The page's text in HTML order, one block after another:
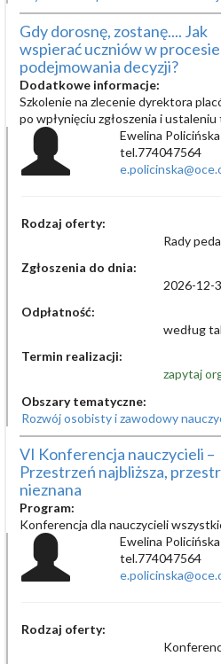
Gdy dorosnę, zostanę.... Jak
wspierać uczniów w procesie
podejmowania decyzji?
Dodatkowe informacje:
Szkolenie na zlecenie dyrektora
po wpłynięciu zgłoszenia i
Ewelina Policińska
tel.774047564
Rodzaj oferty:
Rady
Zgłoszenia do dnia:
2026-12-
Odpłatność:
według
Termin realizacji:
zapytaj
Obszary tematyczne:
Rozwój osobisty i zawodowy
VI Konferencja nauczycieli –
Przestrzeń najbliższa,
nieznana
Program:
Konferencja dla nauczycieli
Ewelina Policińska
tel.774047564
Rodzaj oferty: